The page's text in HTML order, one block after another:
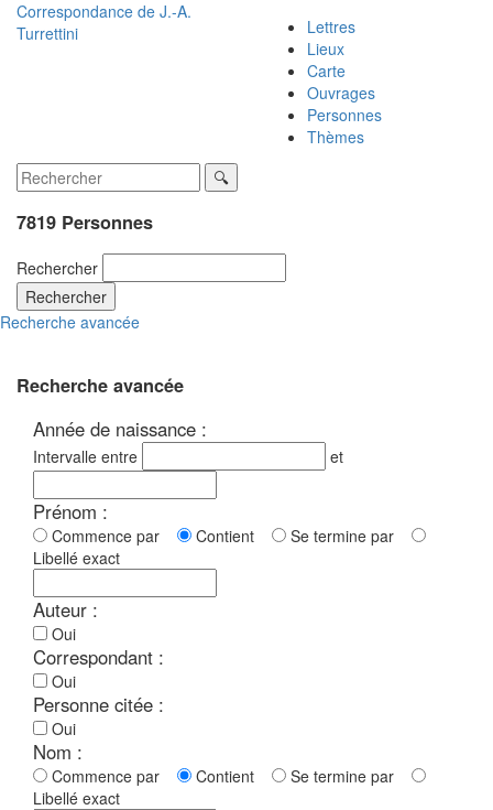
Correspondance de J.-A.
Turrettini
Lettres
Lieux
Carte
Ouvrages
Personnes
Thèmes
7819 Personnes
Rechercher
Rechercher
Recherche avancée
Recherche avancée
Année de naissance :
Intervalle entre et
Prénom :
Commence par Contient
Se termine par
Libellé exact
Auteur :
Oui
Correspondant :
Oui
Personne citée :
Oui
Nom :
Commence par Contient
Se termine par
Libellé exact